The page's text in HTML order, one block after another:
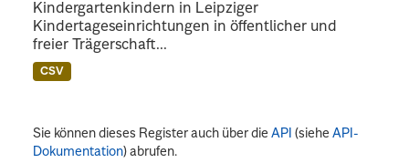
Kindergartenkindern in Leipziger
Kindertageseinrichtungen in öffentlicher und
freier Trägerschaft...
CSV
Sie können dieses Register auch über dieAPI (sieheAPI-
Dokumentation) abrufen.